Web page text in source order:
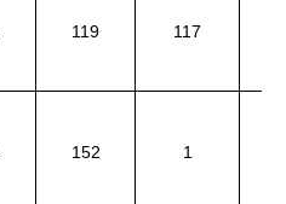
119 117
152 1